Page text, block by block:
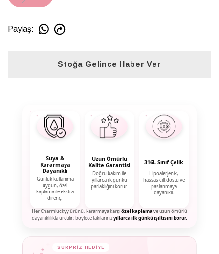
Paylaş:
Stoğa Gelince Haber Ver
Suya &
Kararmaya
Dayanıklı
Günlük kullanıma
uygun, özel
kaplama ile ekstra
direnç.
Uzun Ömürlü
Kalite Garantisi
Doğru bakım ile
yıllarca ilk günkü
parlaklığını korur.
316L Sınıf Çelik
Hipoalerjenik,
hassas cilt dostu ve
paslanmaya
dayanıklı.
Her Charmluckyy ürünü, kararmaya karşıözel kaplama ve uzun ömürlü
dayanıklılıkla üretilir; böylece takılarınızyıllarca ilk günkü ışıltısını korur.
SÜRPRİZ HEDİYE